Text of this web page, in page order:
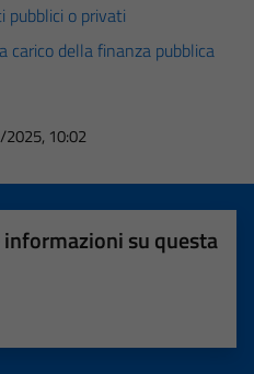
pubblici o privati
carico della finanza pubblica
10:02
su questa
su 5
5